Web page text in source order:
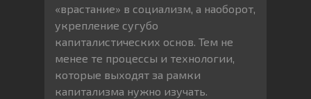
«врастание» в социализм, а наоборот,
укрепление сугубо
капиталистических основ. Тем не
менее те процессы и технологии,
которые выходят за рамки
капитализма нужно изучать.